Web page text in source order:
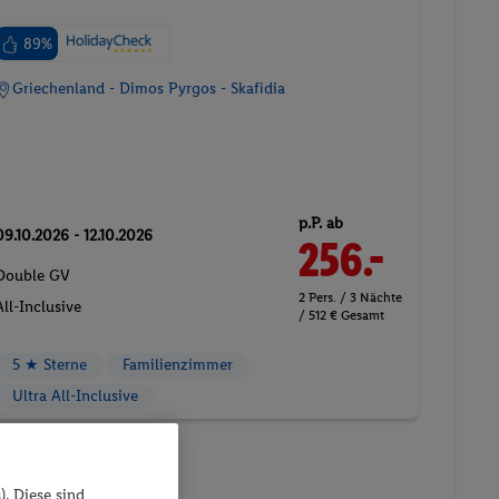
89%
Griechenland - Dimos Pyrgos - Skafidia
- 12.10.2026
GV
Inclusive
p.P. ab
256.-
2 Pers. / 3 Nächte
/ 512 € Gesamt
5 ★ Sterne
Familienzimmer
Ultra All-Inclusive
Diese sind